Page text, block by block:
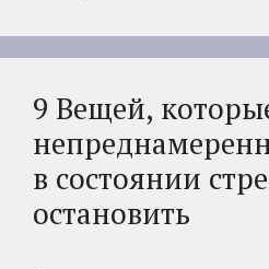
9 Вещей,
в состоянии
остановить